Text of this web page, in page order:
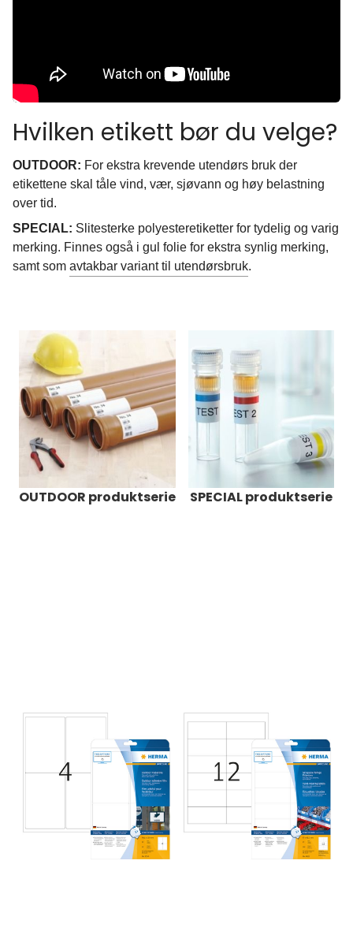
Hvilken etikett bør du velge?
OUTDOOR: For ekstra krevende utendørs bruk der
etikettene skal tåle vind, vær, sjøvann og høy belastning
over tid.
SPECIAL: Slitesterke polyesteretiketter for tydelig og varig
merking. Finnes også i gul folie for ekstra synlig merking,
samt som avtakbar variant til utendørsbruk.
OUTDOOR produktserie SPECIAL produktserie